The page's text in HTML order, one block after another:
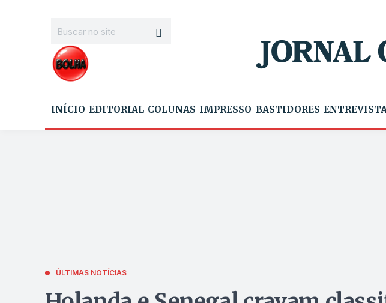
INÍCIO EDITORIAL COLUNAS IMPRESSO BASTIDORES
ÚLTIMAS NOTÍCIAS